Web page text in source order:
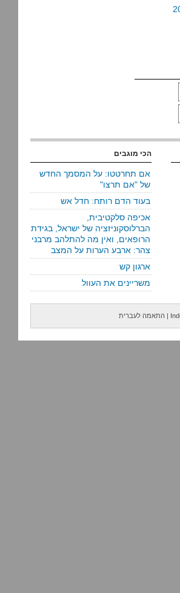
הכי מוגבים
אם תחרטטו: על המסמך החדש
של "אם תרצו"
בעוד הדם רותח: חדל אש
אכיפה סלקטיבית,
הברלוסקוניזציה של ישראל, בגידת
הרופאים, ואין מה להתלהב מרבני
צהר: ארבע הערות על המצב
ארגון קש
משריינים את העוול
| התאמה לעברית